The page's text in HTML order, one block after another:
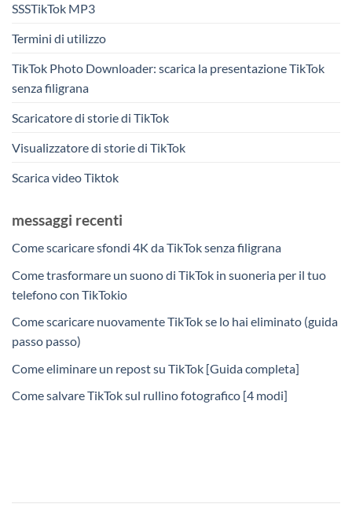
SSSTikTok MP3
Termini di utilizzo
TikTok Photo Downloader: scarica la presentazione TikTok
senza filigrana
Scaricatore di storie di TikTok
Visualizzatore di storie di TikTok
Scarica video Tiktok
messaggi recenti
Come scaricare sfondi 4K da TikTok senza filigrana
Come trasformare un suono di TikTok in suoneria per il tuo
telefono con TikTokio
Come scaricare nuovamente TikTok se lo hai eliminato (guida
passo passo)
Come eliminare un repost su TikTok [Guida completa]
Come salvare TikTok sul rullino fotografico [4 modi]